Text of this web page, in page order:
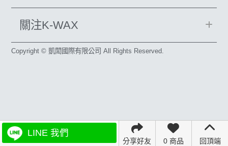
關注K-WAX
Copyright © 凱閎國際有限公司 All Rights Reserved.
LINE 我們
回頂端
0 商品
分享好友